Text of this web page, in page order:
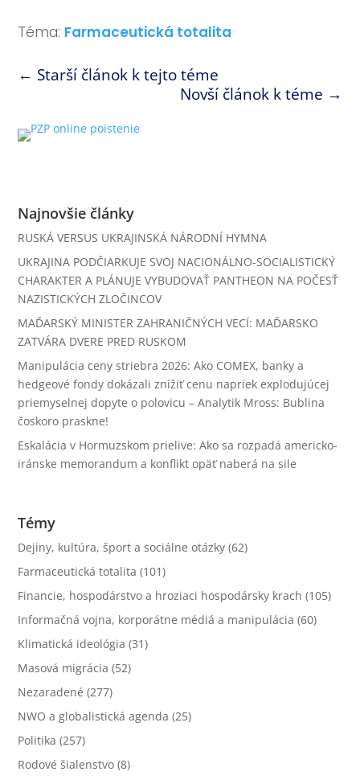
Téma: Farmaceutická totalita
← Starší článok k tejto téme
Novší článok k téme →
Najnovšie články
RUSKÁ VERSUS UKRAJINSKÁ NÁRODNÍ HYMNA
UKRAJINA PODČIARKUJE SVOJ NACIONÁLNO-SOCIALISTICKÝ
CHARAKTER A PLÁNUJE VYBUDOVAŤ PANTHEON NA POČESŤ
NAZISTICKÝCH ZLOČINCOV
MAĎARSKÝ MINISTER ZAHRANIČNÝCH VECÍ: MAĎARSKO
ZATVÁRA DVERE PRED RUSKOM
Manipulácia ceny striebra 2026: Ako COMEX, banky a
hedgeové fondy dokázali znížiť cenu napriek explodujúcej
priemyselnej dopyte o polovicu – Analytik Mross: Bublina
čoskoro praskne!
Eskalácia v Hormuzskom prielive: Ako sa rozpadá americko-
iránske memorandum a konflikt opäť naberá na sile
Témy
Dejiny, kultúra, šport a sociálne otázky (62)
Farmaceutická totalita (101)
Financie, hospodárstvo a hroziaci hospodársky krach (105)
Informačná vojna, korporátne médiá a manipulácia (60)
Klimatická ideológia (31)
Masová migrácia (52)
Nezaradené (277)
NWO a globalistická agenda (25)
Politika (257)
Rodové šialenstvo (8)